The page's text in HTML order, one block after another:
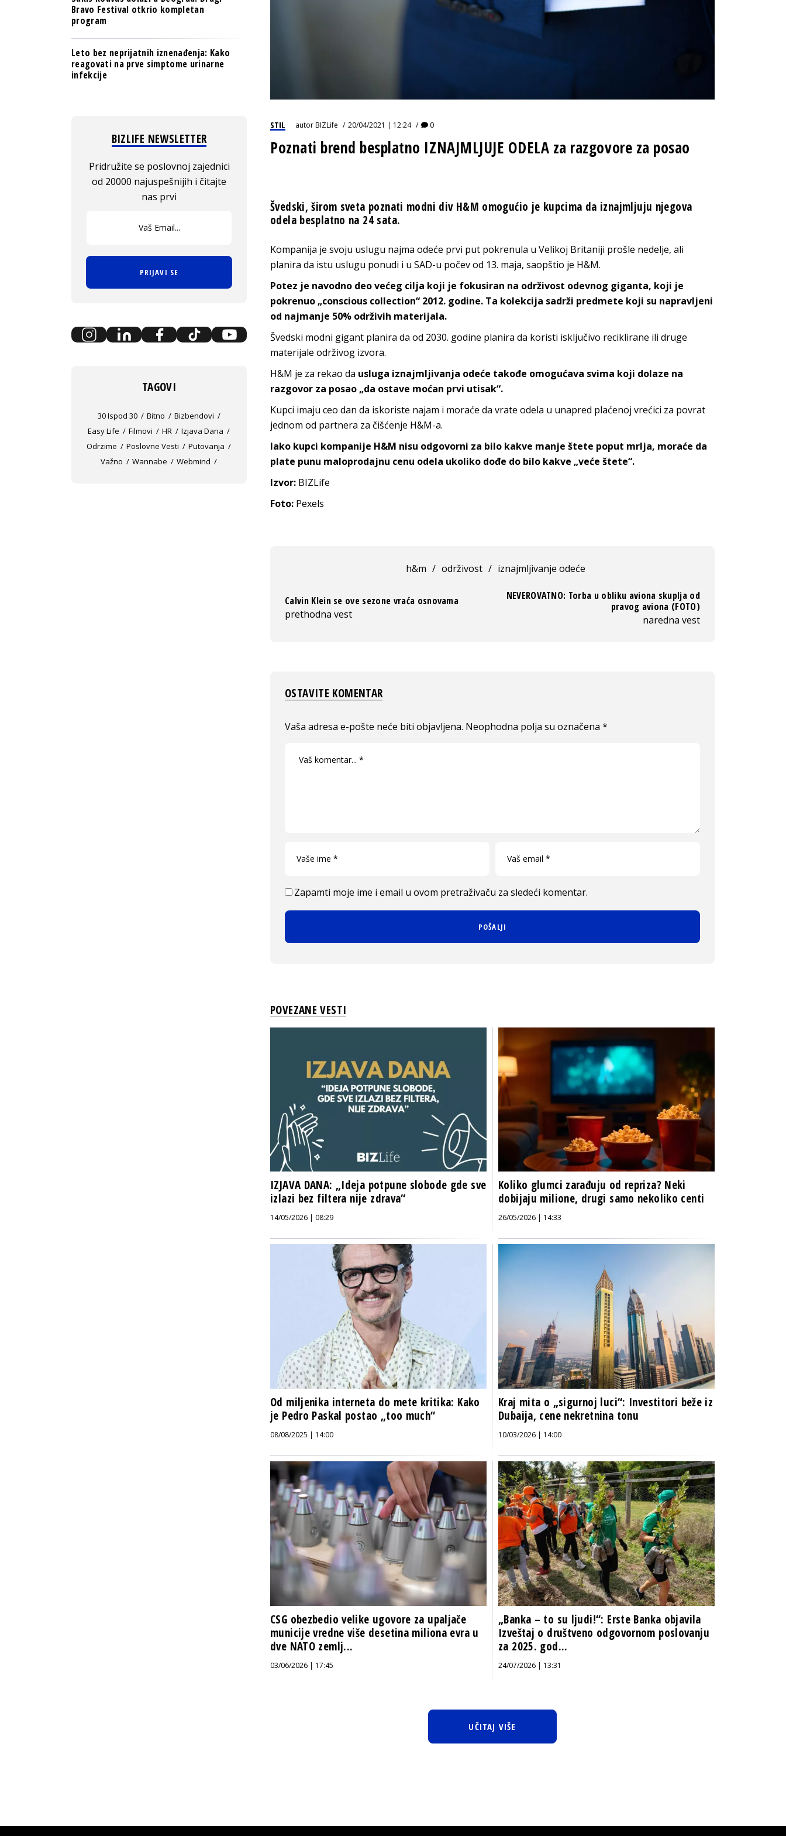
STIL autorBIZLife 20/04/2021 | 12:24 0
Poznati brend besplatno IZNAJMLJUJE ODELA za razgovore za posao
Švedski, širom sveta poznati modni div H&M omogućio je kupcima da iznajmljuju njegova
odela besplatno na 24 sata.
Kompanija je svoju uslugu najma odeće prvi put pokrenula u Velikoj Britaniji prošle nedelje, ali
planira da istu uslugu ponudi i u SAD-u počev od 13. maja, saopštio je H&M.
Potez je navodno deo većeg cilja koji je fokusiran na održivost odevnog giganta, koji je
pokrenuo „conscious collection“ 2012. godine. Ta kolekcija sadrži predmete koji su napravljeni
od najmanje 50% održivih materijala.
Švedski modni gigant planira da od 2030. godine planira da koristi isključivo reciklirane ili druge
materijale održivog izvora.
H&M je za rekao da usluga iznajmljivanja odeće takođe omogućava svima koji dolaze na
razgovor za posao „da ostave moćan prvi utisak“.
Kupci imaju ceo dan da iskoriste najam i moraće da vrate odela u unapred plaćenoj vrećici za povrat
jednom od partnera za čišćenje H&M-a.
Iako kupci kompanije H&M nisu odgovorni za bilo kakve manje štete poput mrlja, moraće da
plate punu maloprodajnu cenu odela ukoliko dođe do bilo kakve „veće štete“.
Izvor: BIZLife
Foto: Pexels
h&m / održivost / iznajmljivanje odeće
Calvin Klein se ove sezone vraća osnovama
prethodna vest
NEVEROVATNO: Torba u obliku aviona skuplja od
pravog aviona (FOTO)
naredna vest
OSTAVITE KOMENTAR
Vaša adresa e-pošte neće biti objavljena. Neophodna polja su označena *
Zapamti moje ime i email u ovom pretraživaču za sledeći komentar.
POVEZANE VESTI
IZJAVA DANA: „Ideja potpune slobode gde sve
izlazi bez filtera nije zdrava“
14/05/2026 | 08:29
Koliko glumci zarađuju od repriza? Neki
dobijaju milione, drugi samo nekoliko centi
26/05/2026 | 14:33
Od miljenika interneta do mete kritika: Kako
je Pedro Paskal postao „too much“
08/08/2025 | 14:00
Kraj mita o „sigurnoj luci“: Investitori beže iz
Dubaija, cene nekretnina tonu
10/03/2026 | 14:00
CSG obezbedio velike ugovore za upaljače
municije vredne više desetina miliona evra u
dve NATO zemlj...
03/06/2026 | 17:45
„Banka – to su ljudi!“: Erste Banka objavila
Izveštaj o društveno odgovornom poslovanju
za 2025. god...
24/07/2026 | 13:31
UČITAJ VIŠE
Bravo Festival otkrio kompletan
program
Leto bez neprijatnih iznenađenja: Kako
reagovati na prve simptome urinarne
infekcije
BIZLIFE NEWSLETTER
Pridružite se poslovnoj zajednici
od 20000 najuspešnijih i čitajte
nas prvi
PRIJAVI SE
TAGOVI
30 Ispod 30 Bitno
Bizbendovi
Easy Life
Filmovi HR
Izjava Dana
Odrzime
Poslovne Vesti
Putovanja
Važno
Wannabe Webmind